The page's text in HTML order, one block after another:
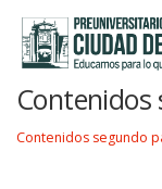
contenido
Contenidos segundo